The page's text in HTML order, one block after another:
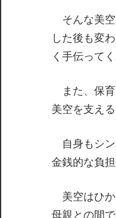
そんな美
した後も変
く手伝ってく
また、保
美空を支え
自身もシ
金銭的な負
美空はひ